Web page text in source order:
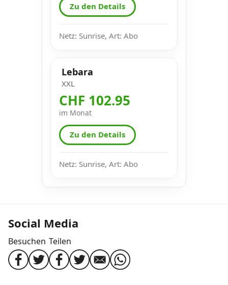
Zu den Details
Netz: Sunrise, Art: Abo
Lebara
XXL
CHF 102.95
im Monat
Zu den Details
Netz: Sunrise, Art: Abo
Social Media
Besuchen Teilen